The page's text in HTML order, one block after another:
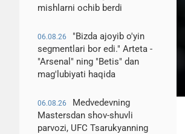
mishlarni ochib berdi
06.08.26
"Bizda ajoyib o'yin
segmentlari bor edi." Arteta -
"Arsenal" ning "Betis" dan
mag'lubiyati haqida
06.08.26
Medvedevning
Mastersdan shov-shuvli
parvozi, UFC Tsarukyanning